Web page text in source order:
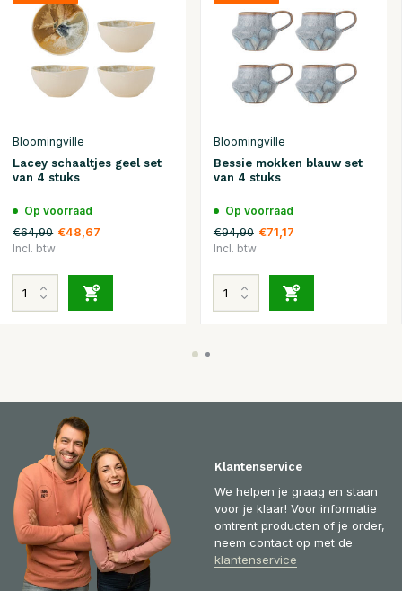
Bloomingville
Lacey schaaltjes geel set
van 4 stuks
Op voorraad
€64,90 €48,67
Incl. btw
Bloomingville
Bessie mokken blauw set
van 4 stuks
Op voorraad
€94,90 €71,17
Incl. btw
Klantenservice
We helpen je graag en staan
voor je klaar! Voor informatie
omtrent producten of je order,
neem contact op met de
klantenservice